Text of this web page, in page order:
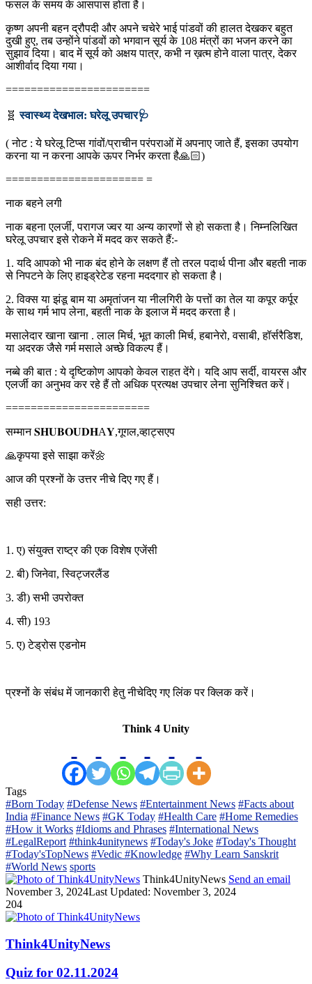
फसल के समय के आसपास होता है।
कृष्ण अपनी बहन द्रौपदी और अपने चचेरे भाई पांडवों की हालत देखकर बहुत
दुखी हुए, तब उन्होंने पांडवों को भगवान सूर्य के 108 मंत्रों का भजन करने का
सुझाव दिया। बाद में सूर्य को अक्षय पात्र, कभी न ख़त्म होने वाला पात्र, देकर
आशीर्वाद दिया गया।
=======================
🧬स्वास्थ्य देखभाल: घरेलू उपचार🩺
( नोट : ये घरेलू टिप्स गांवों/प्राचीन परंपराओं में अपनाए जाते हैं, इसका उपयोग
करना या न करना आपके ऊपर निर्भर करता है🙏🏻)
====================== =
नाक बहने लगी
नाक बहना एलर्जी, परागज ज्वर या अन्य कारणों से हो सकता है। निम्नलिखित
घरेलू उपचार इसे रोकने में मदद कर सकते हैं:-
1. यदि आपको भी नाक बंद होने के लक्षण हैं तो तरल पदार्थ पीना और बहती नाक
से निपटने के लिए हाइड्रेटेड रहना मददगार हो सकता है।
2. विक्स या झंडू बाम या अमृतांजन या नीलगिरी के पत्तों का तेल या कपूर कर्पूर
के साथ गर्म भाप लेना, बहती नाक के इलाज में मदद करता है।
मसालेदार खाना खाना . लाल मिर्च, भूत काली मिर्च, हबानेरो, वसाबी, हॉर्सरैडिश,
या अदरक जैसे गर्म मसाले अच्छे विकल्प हैं।
नब्बे की बात : ये दृष्टिकोण आपको केवल राहत देंगे। यदि आप सर्दी, वायरस और
एलर्जी का अनुभव कर रहे हैं तो अधिक प्रत्यक्ष उपचार लेना सुनिश्चित करें।
=======================
सम्मान 𝐒𝐇𝐔𝐁𝐎𝐔𝐃𝐇A𝐘,गूगल,व्हाट्सएप
🙏कृपया इसे साझा करें🌼
आज की प्रश्नों के उत्तर नीचे दिए गए हैं।
सही उत्तर:
1. ए) संयुक्त राष्ट्र की एक विशेष एजेंसी
2. बी) जिनेवा, स्विट्जरलैंड
3. डी) सभी उपरोक्त
4. सी) 193
5. ए) टेड्रोस एडनोम
प्रश्नों के संबंध में जानकारी हेतु नीचेदिए गए लिंक पर क्लिक करें।
Think 4 Unity
Tags
#Born Today #Defense News #Entertainment News #Facts about
India #Finance News #GK Today #Health Care #Home Remedies
#How it Works #Idioms and Phrases #International News
#LegalReport #think4unitynews #Today's Joke #Today's Thought
#Today'sTopNews #Vedic #Knowledge #Why Learn Sanskrit
#World News sports
Think4UnityNews Send an email
November 3, 2024Last Updated: November 3, 2024
204
Think4UnityNews
Quiz for 02.11.2024